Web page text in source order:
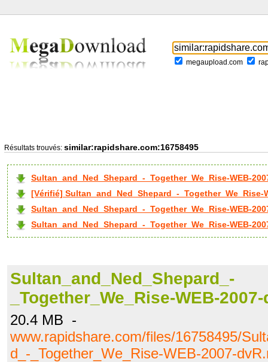
megaupload.com
Résultats trouvés: similar:rapidshare.com:16758495
Sultan_and_Ned_Shepard_-_Together_We_Rise-WEB-
[Vérifié] Sultan_and_Ned_Shepard_-_Together_We_Rise-
Sultan_and_Ned_Shepard_-_Together_We_Rise-WEB-
Sultan_and_Ned_Shepard_-_Together_We_Rise-WEB-
Sultan_and_Ned_Shepard_-
_Together_We_Rise-WEB-
20.4 MB -
www.rapidshare.com/files/16758495/
d_-_Together_We_Rise-WEB-2007-